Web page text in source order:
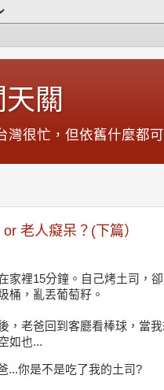
關
灣很忙，但依舊什麼都
老人癡呆？(下篇）
家裡15分鐘。自己烤土司，
桶，亂丟葡萄籽。
，老爸回到客廳看棒球，當
如也...
...你是不是吃了我的土司?